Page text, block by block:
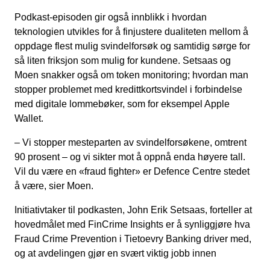
Podkast-episoden gir også innblikk i hvordan
teknologien utvikles for å finjustere dualiteten mellom å
oppdage flest mulig svindelforsøk og samtidig sørge for
så liten friksjon som mulig for kundene. Setsaas og
Moen snakker også om token monitoring; hvordan man
stopper problemet med kredittkortsvindel i forbindelse
med digitale lommebøker, som for eksempel Apple
Wallet.
– Vi stopper mesteparten av svindelforsøkene, omtrent
90 prosent – og vi sikter mot å oppnå enda høyere tall.
Vil du være en «fraud fighter» er Defence Centre stedet
å være, sier Moen.
Initiativtaker til podkasten, John Erik Setsaas, forteller at
hovedmålet med FinCrime Insights er å synliggjøre hva
Fraud Crime Prevention i Tietoevry Banking driver med,
og at avdelingen gjør en svært viktig jobb innen